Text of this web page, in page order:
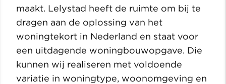
maakt. Lelystad heeft de ruimte om bij te
dragen aan de oplossing van het
woningtekort in Nederland en staat voor
een uitdagende woningbouwopgave. Die
kunnen wij realiseren met voldoende
variatie in woningtype, woonomgeving en